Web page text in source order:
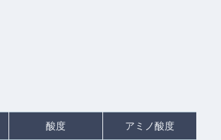
酸度 アミノ酸度